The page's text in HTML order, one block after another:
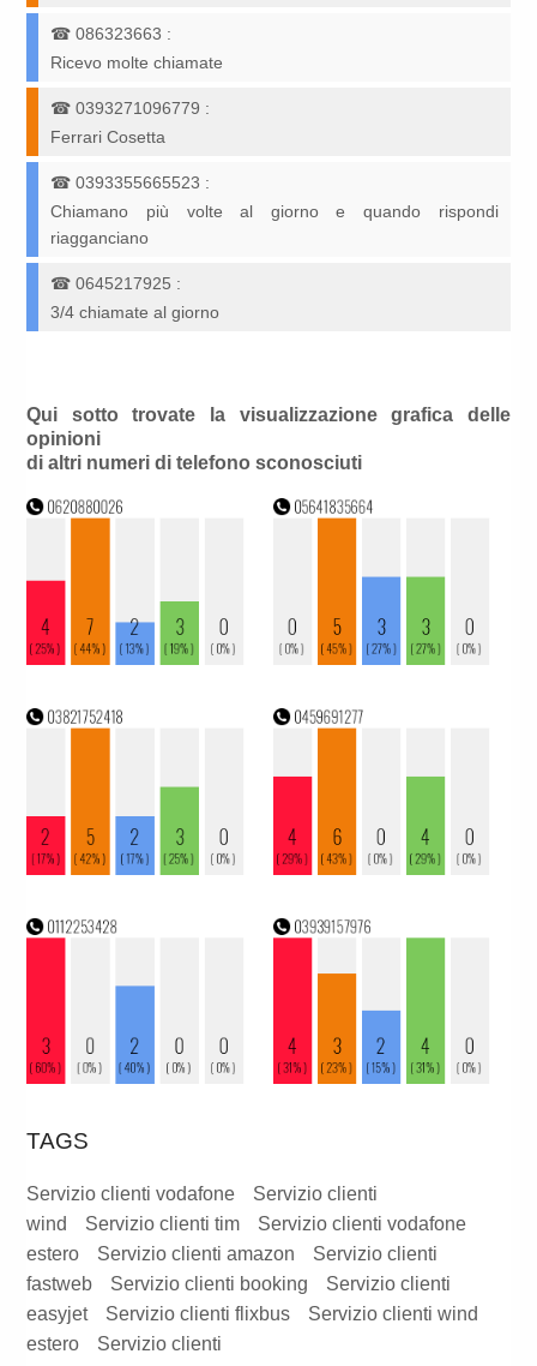
☎086323663 :
Ricevo molte chiamate
☎0393271096779 :
Ferrari Cosetta
☎0393355665523 :
Chiamano più volte al giorno e quando rispondi
riagganciano
☎0645217925 :
3/4 chiamate al giorno
Qui sotto trovate la visualizzazione grafica delle
opinioni
di altri numeri di telefono sconosciuti
TAGS
Servizio clienti vodafone
Servizio clienti
wind
Servizio clienti tim
Servizio clienti vodafone
estero
Servizio clienti amazon
Servizio clienti
fastweb
Servizio clienti booking
Servizio clienti
easyjet
Servizio clienti flixbus
Servizio clienti wind
estero
Servizio clienti